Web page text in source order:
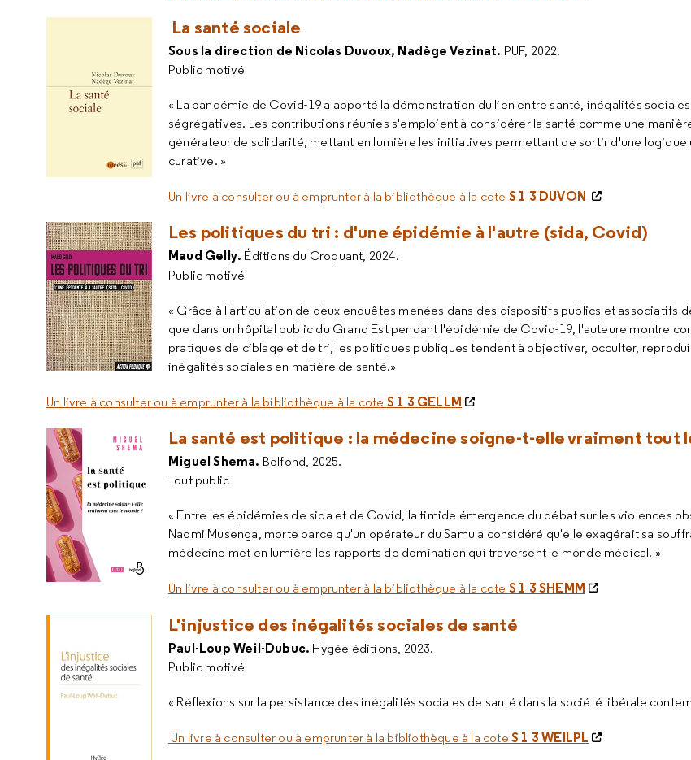
La santé sociale
Sous la direction de Nicolas Duvoux, Nadège Vezinat. PUF, 2022.
Public motivé
« La pandémie de Covid-19 a apporté la démonstration du lien entre santé, inégalités
ségrégatives. Les contributions réunies s'emploient à considérer la santé comme une
générateur de solidarité, mettant en lumière les initiatives permettant de sortir d'une
curative. »
Un livre à consulter ou à emprunter à la bibliothèque à la cote S 1 3 DUVON
Les politiques du tri : d'une épidémie à l'autre (sida, Covid)
Maud Gelly. Éditions du Croquant, 2024.
Public motivé
« Grâce à l'articulation de deux enquêtes menées dans des dispositifs publics et associatifs
que dans un hôpital public du Grand Est pendant l'épidémie de Covid-19, l'auteure montre
pratiques de ciblage et de tri, les politiques publiques tendent à objectiver, occulter,
inégalités sociales en matière de santé.»
Un livre à consulter ou à emprunter à la bibliothèque à la cote S 1 3 GELLM
La santé est politique : la médecine soigne-t-elle vraiment tout
Miguel Shema. Belfond, 2025.
Tout public
« Entre les épidémies de sida et de Covid, la timide émergence du débat sur les violences
Naomi Musenga, morte parce qu'un opérateur du Samu a considéré qu'elle exagérait sa
médecine met en lumière les rapports de domination qui traversent le monde médical. »
Un livre à consulter ou à emprunter à la bibliothèque à la cote S 1 3 SHEMM
L'injustice des inégalités sociales de santé
Paul-Loup Weil-Dubuc. Hygée éditions, 2023.
Public motivé
« Réflexions sur la persistance des inégalités sociales de santé dans la société libérale
Un livre à consulter ou à emprunter à la bibliothèque à la coteS 1 3 WEILPL